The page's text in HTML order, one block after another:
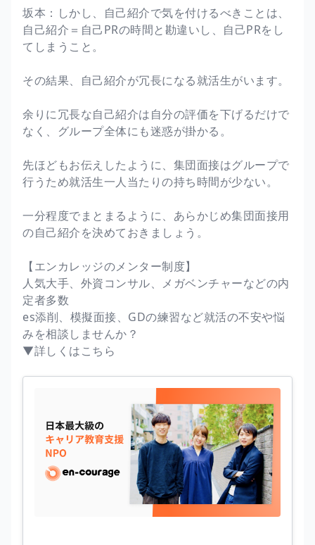
坂本：しかし、自己紹介で気を付けるべきことは、
自己紹介＝自己PRの時間と勘違いし、自己PRをし
てしまうこと。
その結果、自己紹介が冗長になる就活生がいます。
余りに冗長な自己紹介は自分の評価を下げるだけで
なく、グループ全体にも迷惑が掛かる。
先ほどもお伝えしたように、集団面接はグループで
行うため就活生一人当たりの持ち時間が少ない。
一分程度でまとまるように、あらかじめ集団面接用
の自己紹介を決めておきましょう。
【エンカレッジのメンター制度】
人気大手、外資コンサル、メガベンチャーなどの内
定者多数
es添削、模擬面接、GDの練習など就活の不安や悩
みを相談しませんか？
▼詳しくはこちら